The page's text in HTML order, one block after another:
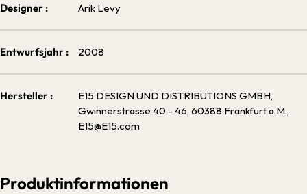
Designer : Arik Levy
Entwurfsjahr : 2008
Hersteller :
E15 DESIGN UND DISTRIBUTIONS GMBH,
Gwinnerstrasse 40 - 46, 60388 Frankfurt a.M.,
E15@E15.com
Produktinformationen